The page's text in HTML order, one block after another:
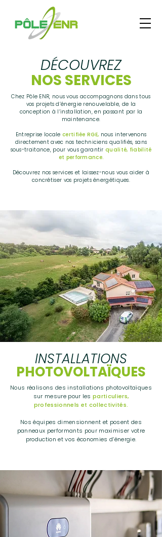
DÉCOUVREZ
NOS SERVICES
Chez Pôle ENR, nous vous accompagnons dans tous
vos projets d’énergie renouvelable, de la
conception à l’installation, en passant par la
maintenance.
Entreprise localecertifiée RGE, nous intervenons
directement avec nos techniciens qualifiés, sans
sous-traitance, pour vous garantirqualité, fiabilité
et performance.
Découvrez nos services et laissez-nous vous aider à
concrétiser vos projets énergétiques.
INSTALLATIONS
PHOTOVOLTAÏQUES
Nous réalisons des installations photovoltaïques
sur mesure pour lesparticuliers,
professionnels et collectivités.
Nos équipes dimensionnent et posent des
panneaux performants pour maximiser votre
production et vos économies d’énergie.